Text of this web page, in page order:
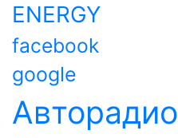
ENERGY
facebook
google
Авторадио